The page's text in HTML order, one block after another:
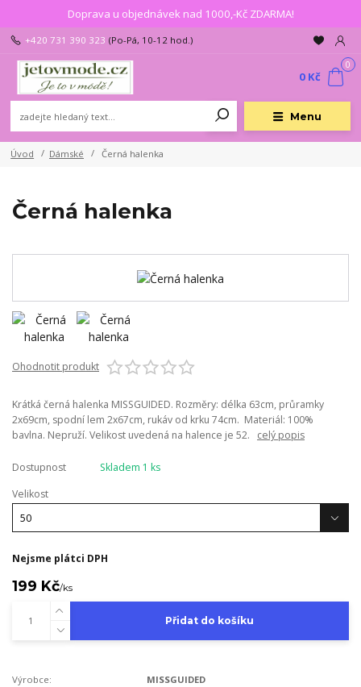
Doprava u objednávek nad 1000,-Kč ZDARMA!
Menu
+420 731 390 323 (Po-Pá, 10-12 hod.)
0
0 Kč
Úvod Dámské Černá halenka
Černá halenka
Ohodnotit produkt
Krátká černá halenka MISSGUIDED. Rozměry: délka 63cm, průramky
2x69cm, spodní lem 2x67cm, rukáv od krku 74cm. Materiál: 100%
bavlna. Nepruží. Velikost uvedená na halence je 52. celý popis
Dostupnost
Skladem 1 ks
Velikost
Nejsme plátci DPH
199 Kč/ks
Přidat do košíku
Výrobce:
MISSGUIDED